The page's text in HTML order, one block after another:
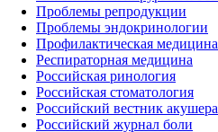
Проблемы репродукции
Проблемы эндокринологии
Профилактическая медицина
Респираторная медицина
Российская ринология
Российская стоматология
Российский вестник
Российский журнал боли